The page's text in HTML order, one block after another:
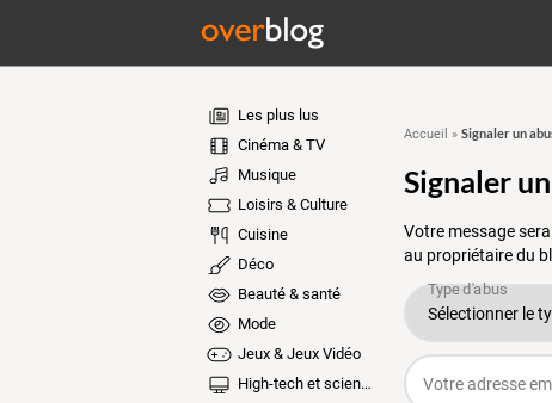
Les plus lus
Cinéma & TV
Musique
Loisirs & Culture
Cuisine
Déco
Beauté & santé
Mode
Jeux & Jeux Vidéo
High-tech et sciences
Accueil » Signaler un
Signaler
Votre message
au propriétaire du